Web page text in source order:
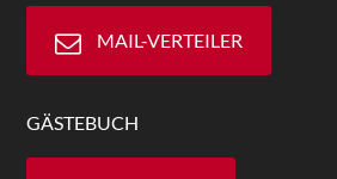
MAIL-VERTEILER
GÄSTEBUCH